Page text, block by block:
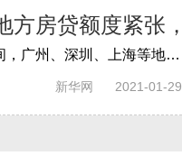
方房贷额度紧张
近段时间，广州、深圳、上海等地出现有的银行个人房贷额度紧张、放款周期拉长等现象，引起关注。原因何在？今后个人房贷申请是否会变难？记...
新华网 2021-01-29